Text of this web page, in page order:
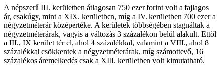
A népszerű III. kerületben átlagosan 750 ezer forint volt a fajlagos
ár, csakúgy, mint a XIX. kerületben, míg a IV. kerületben 700 ezer a
négyzetméterár középértéke. A kerületek többségében stagnáltak a
négyzetméterárak, vagyis a változás 3 százalékon belül alakult. Ettől
a III., IX kerület tér el, ahol 4 százalékkal, valamint a VIII., ahol 8
százalékkal csökkentek a négyzetméterárak, míg számottevő, 16
százalékos áremelkedés csak a XIII. kerületben volt kimutatható.